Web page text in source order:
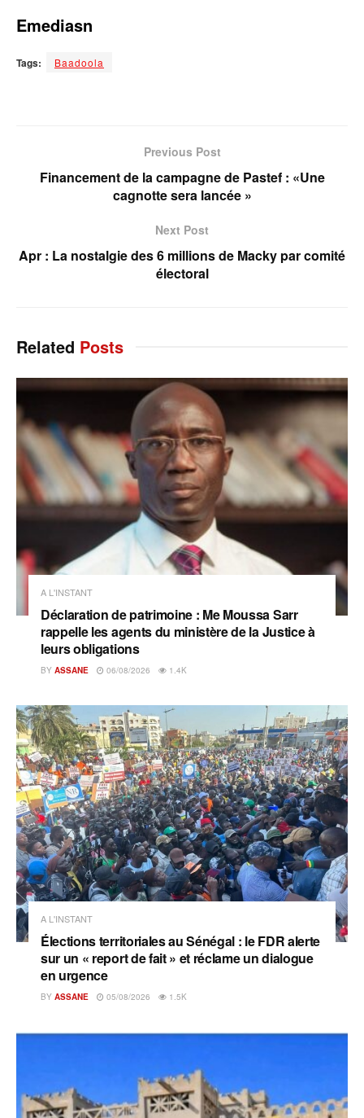
Emediasn
Tags: Baadoola
Previous Post
Financement de la campagne de Pastef : «Une
cagnotte sera lancée »
Next Post
Apr : La nostalgie des 6 millions de Macky par comité
électoral
Related Posts
A L'INSTANT
Déclaration de patrimoine : Me Moussa Sarr
rappelle les agents du ministère de la Justice à
leurs obligations
BY ASSANE 06/08/2026 1.4K
A L'INSTANT
Élections territoriales au Sénégal : le FDR alerte
sur un « report de fait » et réclame un dialogue
en urgence
BY ASSANE 05/08/2026 1.5K